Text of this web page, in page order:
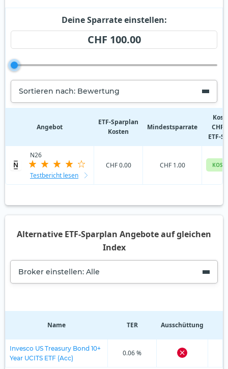
Deine Sparrate einstellen:
CHF 100.00
Sortieren nach: Bewertung
Angebot
ETF‑Sparplan
Kosten
Mindestsparrate
CHF
ETF-
N26
Testbericht lesen
CHF 0.00 CHF 1.00
Alternative ETF-Sparplan Angebote auf gleichen
Index
Broker einstellen: Alle
Name TER Ausschüttung
Invesco US Treasury Bond 10+
Year UCITS ETF (Acc)
0.06 %